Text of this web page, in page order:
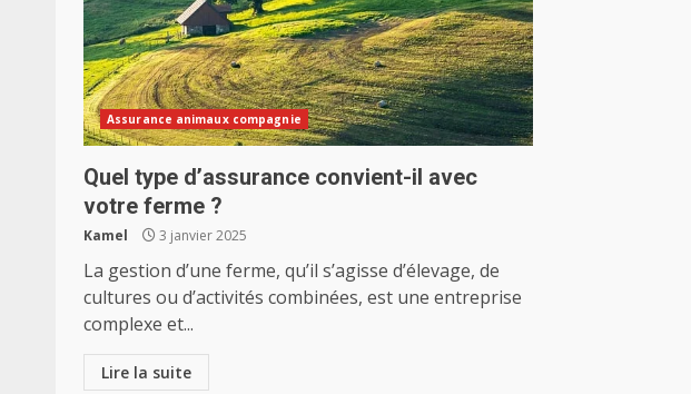
Assurance animaux compagnie
Quel type d’assurance convient-il avec
votre ferme ?
Kamel 3 janvier 2025
La gestion d’une ferme, qu’il s’agisse d’élevage, de
cultures ou d’activités combinées, est une entreprise
complexe et...
Lire la suite